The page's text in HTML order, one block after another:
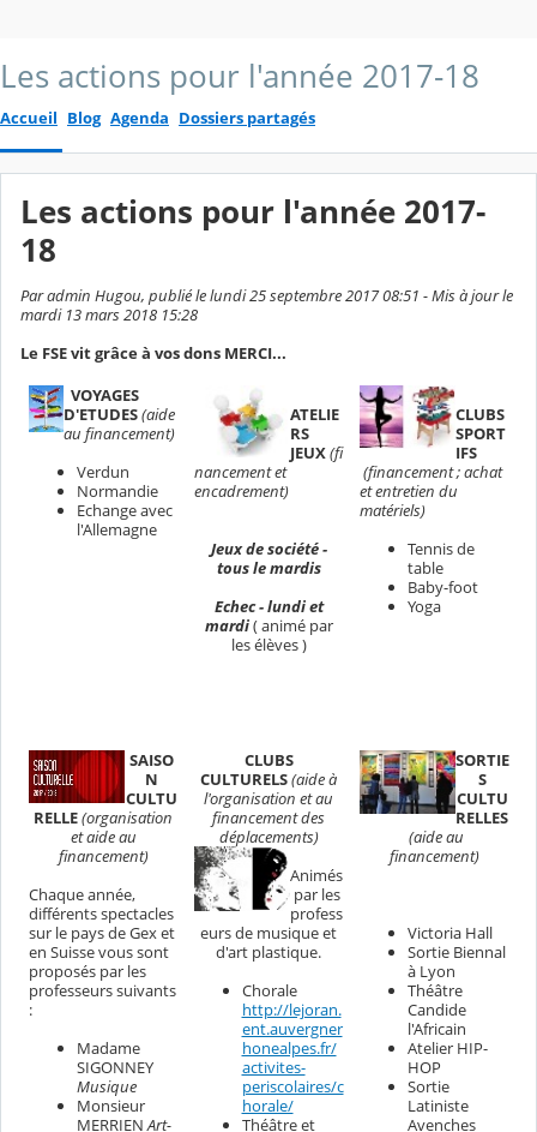
Les actions pour l'année 2017-18
Accueil Blog Agenda Dossiers partagés
Les actions pour l'année 2017-
18
Par admin Hugou, publié le lundi 25 septembre 2017 08:51 - Mis à jour le
mardi 13 mars 2018 15:28
Le FSE vit grâce à vos dons MERCI...
VOYAGES
D'ETUDES(aide
au financement)
Verdun
Normandie
Echange avec
l'Allemagne
ATELIE
RS
JEUX(fi
nancement et
encadrement)
Jeux de société -
tous le mardis
Echec - lundi et
mardi( animé par
les élèves )
CLUBS
SPORT
IFS
(financement ; achat
et entretien du
matériels)
Tennis de
table
Baby-foot
Yoga
SAISO
N
CULTU
RELLE(organisation
et aide au
financement)
Chaque année,
différents spectacles
sur le pays de Gex et
en Suisse vous sont
proposés par les
professeurs suivants
:
Madame
SIGONNEY
Musique
Monsieur
MERRIENArt-
CLUBS
CULTURELS(aide à
l'organisation et au
financement des
déplacements)
Animés
par les
profess
eurs de musique et
d'art plastique.
Chorale
http://lejoran.
ent.auvergner
honealpes.fr/
activites-
periscolaires/c
horale/
Théâtre et
SORTIE
S
CULTU
RELLES
(aide au
financement)
Victoria Hall
Sortie Biennal
à Lyon
Théâtre
Candide
l'Africain
Atelier HIP-
HOP
Sortie
Latiniste
Avenches